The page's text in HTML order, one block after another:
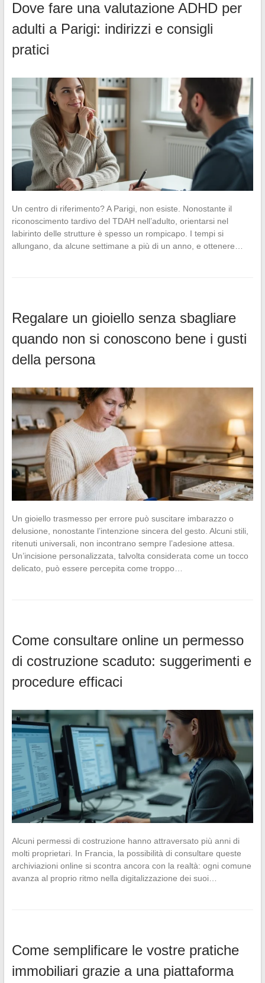
Dove fare una valutazione ADHD per
adulti a Parigi: indirizzi e consigli
pratici
Un centro di riferimento? A Parigi, non esiste. Nonostante il
riconoscimento tardivo del TDAH nell’adulto, orientarsi nel
labirinto delle strutture è spesso un rompicapo. I tempi si
allungano, da alcune settimane a più di un anno, e ottenere…
Regalare un gioiello senza sbagliare
quando non si conoscono bene i gusti
della persona
Un gioiello trasmesso per errore può suscitare imbarazzo o
delusione, nonostante l’intenzione sincera del gesto. Alcuni stili,
ritenuti universali, non incontrano sempre l’adesione attesa.
Un’incisione personalizzata, talvolta considerata come un tocco
delicato, può essere percepita come troppo…
Come consultare online un permesso
di costruzione scaduto: suggerimenti e
procedure efficaci
Alcuni permessi di costruzione hanno attraversato più anni di
molti proprietari. In Francia, la possibilità di consultare queste
archiviazioni online si scontra ancora con la realtà: ogni comune
avanza al proprio ritmo nella digitalizzazione dei suoi…
Come semplificare le vostre pratiche
immobiliari grazie a una piattaforma